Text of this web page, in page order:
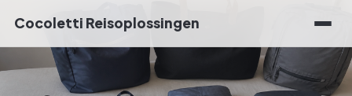
Cocoletti Reisoplossingen